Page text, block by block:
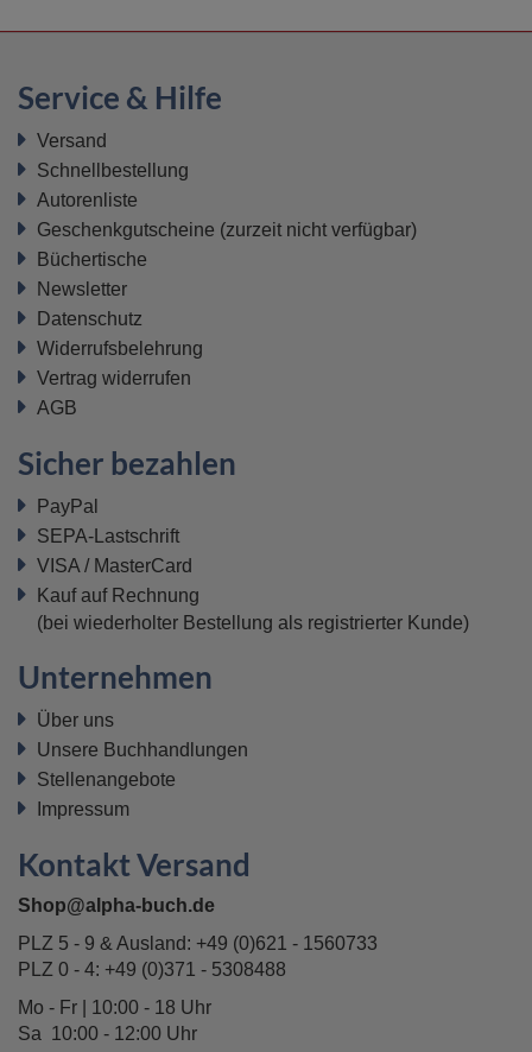
Service & Hilfe
Versand
Schnellbestellung
Autorenliste
Geschenkgutscheine (zurzeit nicht verfügbar)
Büchertische
Newsletter
Datenschutz
Widerrufsbelehrung
Vertrag widerrufen
AGB
Sicher bezahlen
PayPal
SEPA-Lastschrift
VISA / MasterCard
Kauf auf Rechnung
(bei wiederholter Bestellung als registrierter Kunde)
Unternehmen
Über uns
Unsere Buchhandlungen
Stellenangebote
Impressum
Kontakt Versand
Shop@alpha-buch.de
PLZ 5 - 9 & Ausland: +49 (0)621 - 1560733
PLZ 0 - 4: +49 (0)371 - 5308488
Mo - Fr | 10:00 - 18 Uhr
Sa 10:00 - 12:00 Uhr